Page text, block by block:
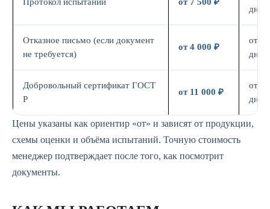
дн.
Отказное письмо (если документ
не требуется)
от 4 000 ₽
от 3
дн.
Добровольный сертификат ГОСТ
Р
от 11 000 ₽
от 7
дн.
Цены указаны как ориентир «от» и зависят от продукции,
схемы оценки и объёма испытаний. Точную стоимость
менеджер подтверждает после того, как посмотрит
документы.